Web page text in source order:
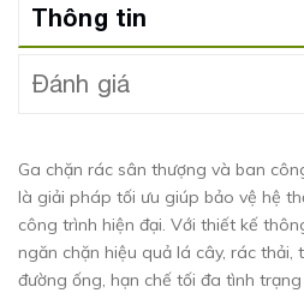
Thông tin
Đánh giá
Ga chặn rác sân thượng và ban
là giải pháp tối ưu giúp bảo vệ hệ
công trình hiện đại. Với thiết kế
ngăn chặn hiệu quả lá cây, rác
đường ống, hạn chế tối đa tình